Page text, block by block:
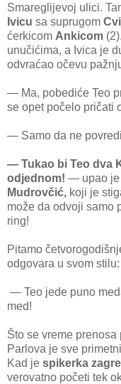
Smareglijevoj ulici.
Ivicu sa suprugom
ćerkicom Ankicom
unučićima, a Ivica je
odvraćao očevu
— Ma, pobediće Teo
se opet počelo pričati
— Samo da ne
— Tukao bi Teo dva
odjednom! — upao je
Mudrovčić, koji je
može da odvoji samo
ring!
Pitamo
odgovara u svom stilu:
— Teo jede puno
med!
Što se vreme
Parlova je sve
Kad je spikerka
verovatno početi tek